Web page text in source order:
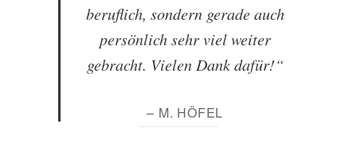
beruflich, sondern gerade auch
persönlich sehr viel weiter
gebracht. Vielen Dank dafür!“
– M. HÖFEL